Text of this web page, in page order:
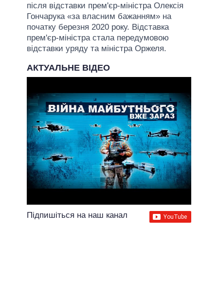
після відставки прем'єр-міністра Олексія
Гончарука «за власним бажанням» на
початку березня 2020 року. Відставка
прем'єр-міністра стала передумовою
відставки уряду та міністра Оржеля.
АКТУАЛЬНЕ ВІДЕО
Підпишіться на наш канал